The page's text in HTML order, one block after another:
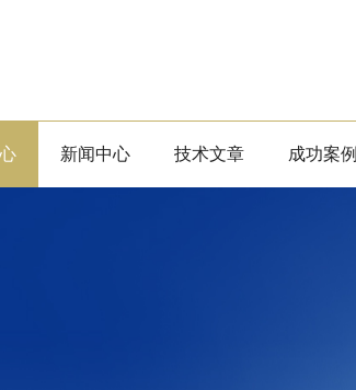
新闻中心 技术文章 成功案例